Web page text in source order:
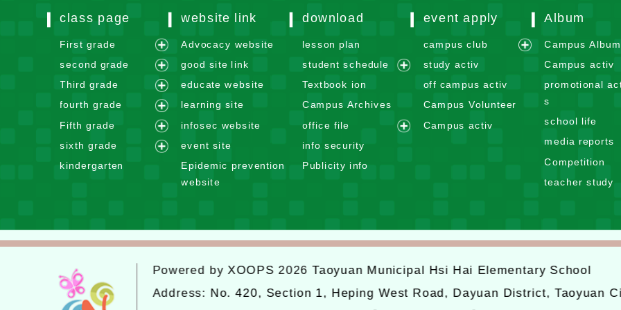
class page
First grade
e
x
p
a
n
d
m
second grade
e
x
p
a
n
u
Third grade
e
x
p
a
n
u
fourth grade
e
x
p
e
n
u
Fifth grade
e
x
m
n
u
sixth grade
d
e
n
kindergarten
website link
Advocacy website
good site link
educate website
learning site
infosec website
event site
Epidemic prevention
website
download
lesson plan
student schedule
a
u
Textbook ion
Campus Archives
office file
m
n
u
info security
Publicity info
event apply
campus club
study activ
off campus activ
Campus Volunteer
Campus activ
Album
Campus Album
Campus activ
promotional
s
school life
media reports
Competition
teacher study
Powered byXOOPS 2026Taoyuan Municipal Hsi Hai Elementary School
Address: No. 420, Section 1, Heping West Road, Dayuan District, Taoyuan